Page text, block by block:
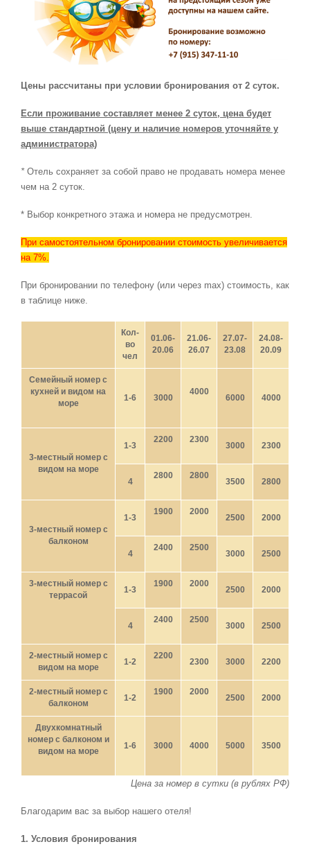
Цены рассчитаны при условии бронирования от 2 суток.
Если проживание составляет менее 2 суток, цена будет
выше стандартной (цену и наличие номеров уточняйте у
администратора)
* Отель сохраняет за собой право не продавать номера менее
чем на 2 суток.
* Выбор конкретного этажа и номера не предусмотрен.
При самостоятельном бронировании стоимость увеличивается
на 7%.
При бронировании по телефону (или через max) стоимость, как
в таблице ниже.
Кол-
во
чел
01.06-
20.06
21.06-
26.07
27.07-
23.08
24.08-
20.09
Семейный номер с
кухней и видом на
море
1-6 3000
4000
6000 4000
3-местный номер с
видом на море
1-3
2200 2300
3000 2300
4
2800 2800
3500 2800
3-местный номер с
балконом
1-3
1900 2000
2500 2000
4
2400 2500
3000 2500
3-местный номер с
террасой
1-3
1900 2000
2500 2000
4
2400 2500
3000 2500
2-местный номер с
видом на море
1-2
2200
2300 3000 2200
2-местный номер с
балконом
1-2
1900 2000
2500 2000
Двухкомнатный
номер с балконом и
видом на море
1-6 3000 4000 5000 3500
Цена за номер в сутки (в рублях РФ)
Благодарим вас за выбор нашего отеля!
1. Условия бронирования